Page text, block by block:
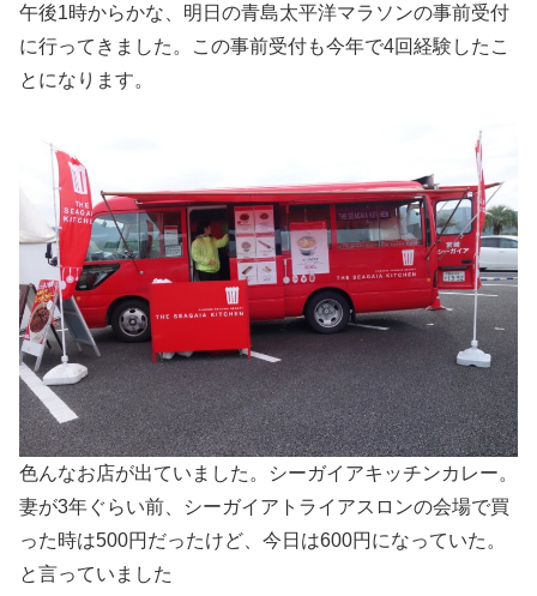
午後1時からかな、明日の青島太平洋マラソンの事前受付
に行ってきました。この事前受付も今年で4回経験したこ
とになります。
色んなお店が出ていました。シーガイアキッチンカレー。
妻が3年ぐらい前、シーガイアトライアスロンの会場で買
った時は500円だったけど、今日は600円になっていた。
と言っていました